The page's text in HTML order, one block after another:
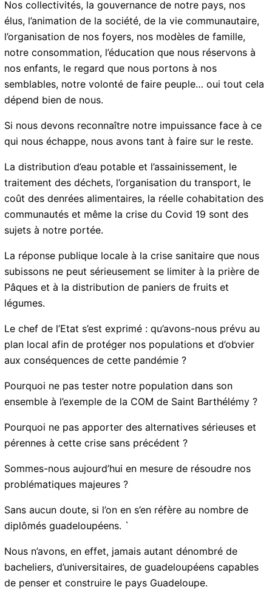
Nos collectivités, la gouvernance de notre pays, nos
élus, l’animation de la société, de la vie
communautaire, l’organisation de nos foyers, nos
modèles de famille, notre consommation, l’éducation
que nous réservons à nos enfants, le regard que nous
portons à nos semblables, notre volonté de faire
peuple… oui tout cela dépend bien de nous.
Si nous devons reconnaître notre impuissance face à
ce qui nous échappe, nous avons tant à faire sur le
La distribution d’eau potable et l’assainissement, le
traitement des déchets, l’organisation du transport, le
coût des denrées alimentaires, la réelle cohabitation
des communautés et même la crise du Covid 19 sont
La réponse publique locale à la crise sanitaire que
nous subissons ne peut sérieusement se limiter à la
prière de Pâques et à la distribution de paniers de
Le chef de l’Etat s’est exprimé : qu’avons-nous prévu
au plan local afin de protéger nos populations et
Pourquoi ne pas tester notre population dans son
Pourquoi ne pas apporter des alternatives sérieuses et
Sommes-nous aujourd’hui en mesure de résoudre nos
Sans aucun doute, si l’on en s’en réfère au nombre de
Nous n’avons, en effet, jamais autant dénombré de
bacheliers, d’universitaires, de guadeloupéens